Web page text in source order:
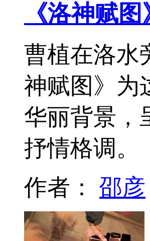
《洛神赋
曹植在洛水
神赋图》为
华丽背景，
抒情格调。
作者： 邵彦